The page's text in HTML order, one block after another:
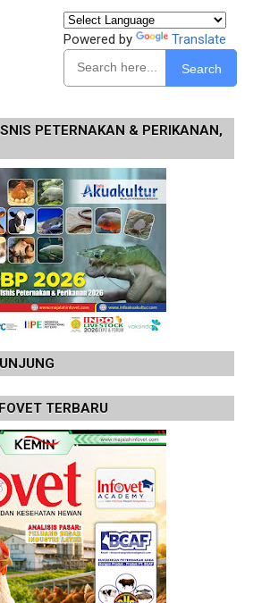
Powered by Translate
Search
PETERNAKAN & PERIKANAN,
TERBARU